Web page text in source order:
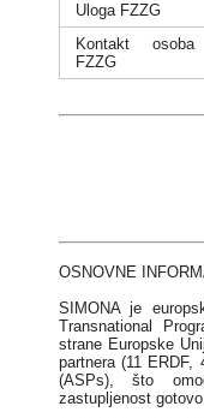
Uloga FZZG
Kontakt
FZZG
OSNOVNE
SIMONA je
Transnational
strane Europske
partnera (11
(ASPs), što
zastupljenost